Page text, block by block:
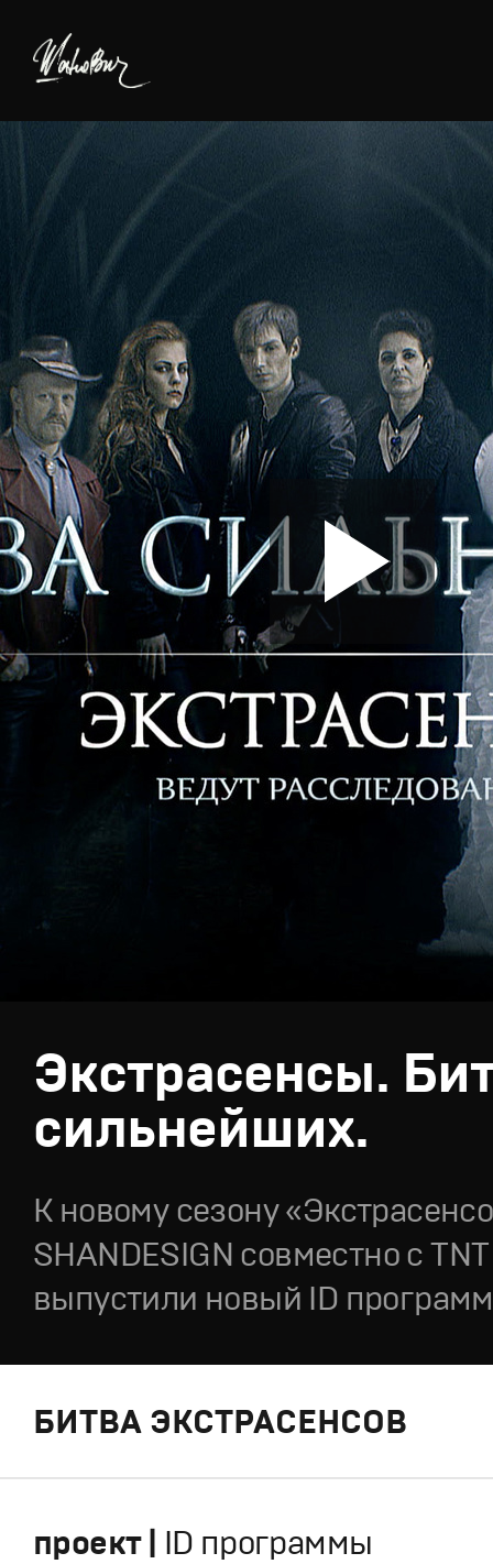
Экстрасенсы.
сильнейших.
К новому сезону
SHANDESIGN совместно с
выпустили новый ID
БИТВА ЭКСТРАСЕНСОВ
проект | ID программы